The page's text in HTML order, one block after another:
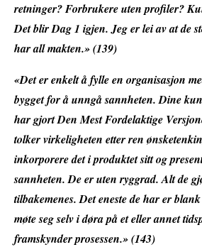
retninger? Forbrukere uten profiler?
Det blir Dag 1 igjen. Jeg er lei av at de
har all makten.» (139)
«Det er enkelt å fylle en organisasjon
bygget for å unngå sannheten. Dine
har gjort Den Mest Fordelaktige
tolker virkeligheten etter ren
inkorporere det i produktet sitt og
sannheten. De er uten ryggrad. Alt de
tilbakemenes. Det eneste de har er
møte seg selv i døra på et eller annet
framskynder prosessen.» (143)